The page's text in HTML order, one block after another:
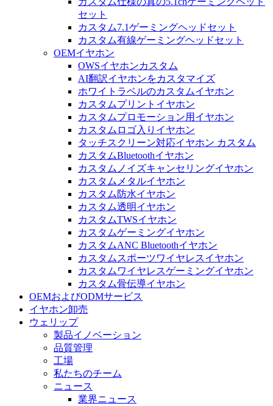
セット
カスタム7.1ゲーミングヘッドセット
カスタム有線ゲーミングヘッドセット
OEMイヤホン
OWSイヤホンカスタム
AI翻訳イヤホンをカスタマイズ
ホワイトラベルのカスタムイヤホン
カスタムプリントイヤホン
カスタムプロモーション用イヤホン
カスタムロゴ入りイヤホン
タッチスクリーン対応イヤホン カスタム
カスタムBluetoothイヤホン
カスタムノイズキャンセリングイヤホン
カスタムメタルイヤホン
カスタム防水イヤホン
カスタム透明イヤホン
カスタムTWSイヤホン
カスタムゲーミングイヤホン
カスタムANC Bluetoothイヤホン
カスタムスポーツワイヤレスイヤホン
カスタムワイヤレスゲーミングイヤホン
カスタム骨伝導イヤホン
OEMおよびODMサービス
イヤホン卸売
ウェリップ
製品イノベーション
品質管理
工場
私たちのチーム
ニュース
業界ニュース